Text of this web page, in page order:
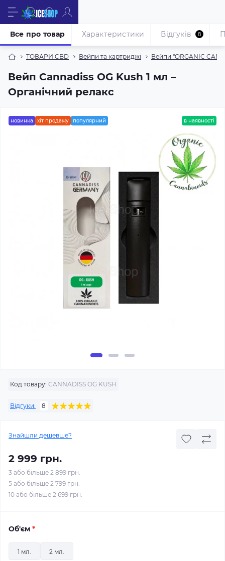
ТОВАРИ CBD Вейпи та картриджі Вейпи "ORGANIC
Вейп Cannadiss OG Kush 1 мл –
Органічний релакс
Все про товар Характеристики Відгуків 8
новинка хіт продажу популярний в наявності
Код товару: CANNADISS OG KUSH
Відгуки: 8
Знайшли дешевше?
2 999 грн.
3 або більше 2 899 грн.
5 або більше 2 799 грн.
10 або більше 2 699 грн.
Об'єм *
1 мл. 2 мл.